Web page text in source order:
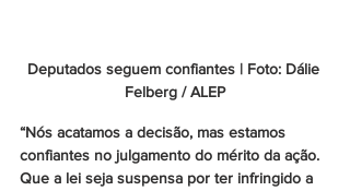
Deputados seguem confiantes | Foto: Dálie
Felberg / ALEP
“Nós acatamos a decisão, mas estamos
confiantes no julgamento do mérito da ação.
Que a lei seja suspensa por ter infringido a